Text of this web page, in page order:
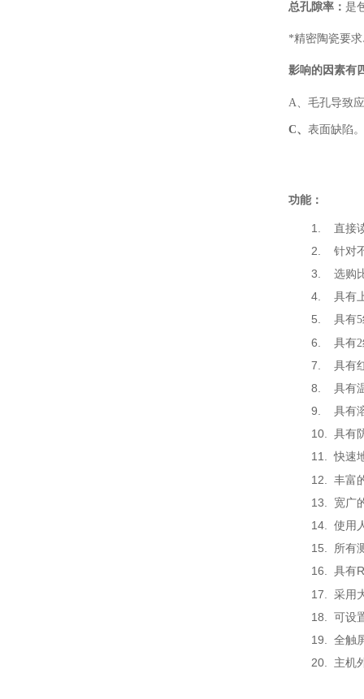
总孔隙率 ： 是
*精密陶瓷要
影响的因素有
A 、毛孔导致
C、 表面缺陷。
功能：
1. 直接
2. 针对
3. 选购
4. 具有
5. 具有
6. 具有
7. 具有
8. 具有
9. 具有
10. 具有
11. 快速
12. 丰富
13. 宽广
14. 使用
15. 所有
16. 具有
17.
采用
18. 可设
19. 全触
20. 主机